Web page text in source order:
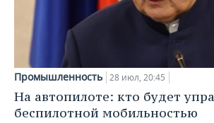
Промышленность 28 июл, 20:45
На автопилоте: кто будет
беспилотной мобильностью